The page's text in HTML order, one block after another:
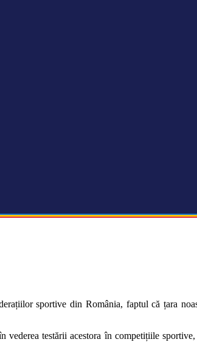
sportive din România, faptul că țara
testării acestora în competițiile